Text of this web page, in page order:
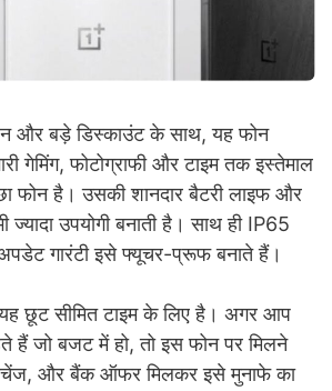
और बड़े डिस्काउंट के साथ, यह फोन
गेमिंग, फोटोग्राफी और टाइम तक इस्तेमाल
फोन है। उसकी शानदार बैटरी लाइफ और
उपयोगी बनाती है। साथ ही IP65
गारंटी इसे फ्यूचर-प्रूफ बनाते हैं।
छूट सीमित टाइम के लिए है। अगर आप
हैं जो बजट में हो, तो इस फोन पर मिलने
और बैंक ऑफर मिलकर इसे मुनाफे का